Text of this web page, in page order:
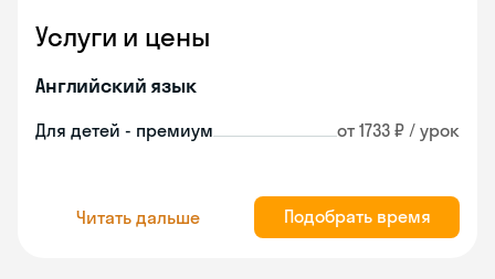
Услуги и цены
Английский язык
Для детей - премиум от 1733 ₽ / урок
Читать дальше Подобрать время